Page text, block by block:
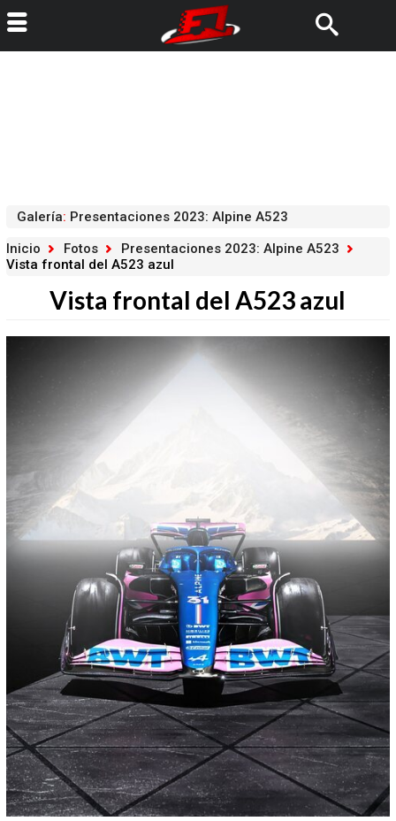
Galería: Presentaciones 2023: Alpine A523
Inicio
Fotos
Presentaciones 2023: Alpine A523
Vista frontal del A523 azul
Vista frontal del A523 azul